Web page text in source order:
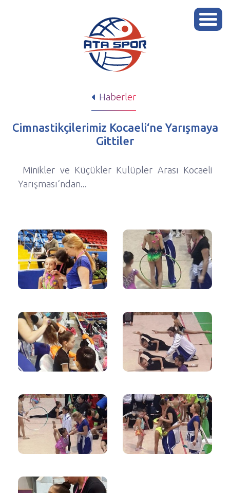
Haberler
Cimnastikçilerimiz Kocaeli‘ne Yarışmaya
Gittiler
Minikler ve Küçükler Kulüpler Arası Kocaeli
Yarışması‘ndan...